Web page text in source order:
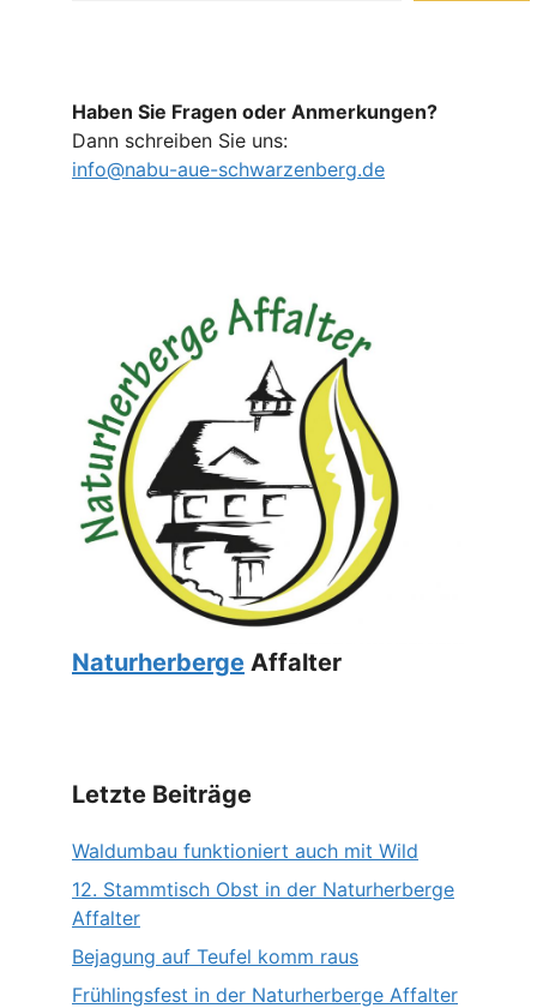
Haben Sie Fragen oder Anmerkungen?
Dann schreiben Sie uns:
info@nabu-aue-schwarzenberg.de
Naturherberge Affalter
Letzte Beiträge
Waldumbau funktioniert auch mit Wild
12. Stammtisch Obst in der Naturherberge
Affalter
Bejagung auf Teufel komm raus
Frühlingsfest in der Naturherberge Affalter